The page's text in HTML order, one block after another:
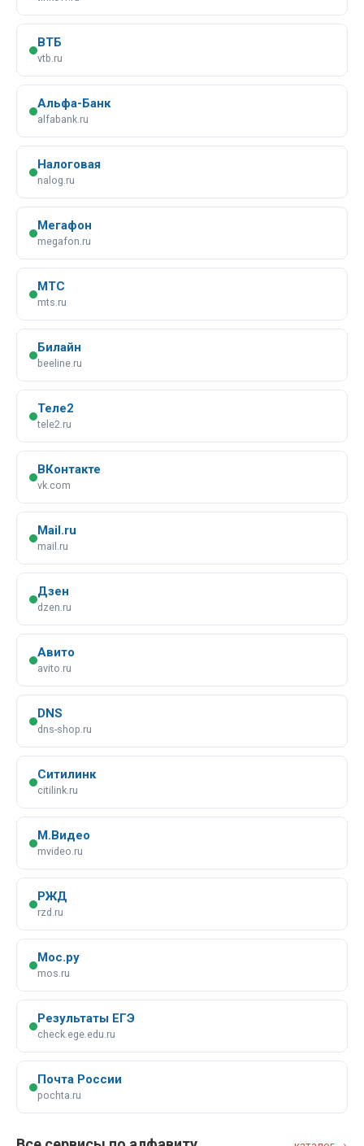
ВТБ
vtb.ru
Альфа-Банк
alfabank.ru
Налоговая
nalog.ru
Мегафон
megafon.ru
МТС
mts.ru
Билайн
beeline.ru
Теле2
tele2.ru
ВКонтакте
vk.com
Mail.ru
mail.ru
Дзен
dzen.ru
Авито
avito.ru
DNS
dns-shop.ru
Ситилинк
citilink.ru
М.Видео
mvideo.ru
РЖД
rzd.ru
Мос.ру
mos.ru
Результаты ЕГЭ
check.ege.edu.ru
Почта России
pochta.ru